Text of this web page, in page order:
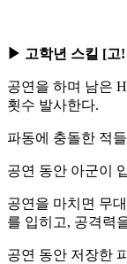
▶ 고학년 스킬 [고
공연을 하며 남은
횟수 발사한다.
파동에 충돌한 적
공연 동안 아군이
공연을 마치면 무
를 입히고, 공격력
공연 동안 저장한